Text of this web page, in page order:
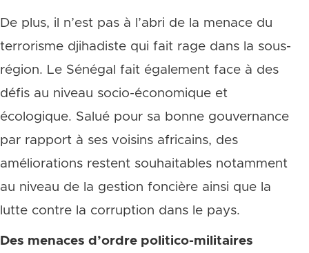
De plus, il n’est pas à l’abri de la menace du
terrorisme djihadiste qui fait rage dans la sous-
région. Le Sénégal fait également face à des
défis au niveau socio-économique et
écologique. Salué pour sa bonne gouvernance
par rapport à ses voisins africains, des
améliorations restent souhaitables notamment
au niveau de la gestion foncière ainsi que la
lutte contre la corruption dans le pays.
Des menaces d’ordre politico-militaires